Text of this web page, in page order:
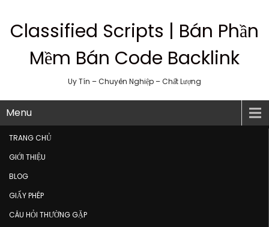
Classified Scripts | Bán Phần
Mềm Bán Code Backlink
Uy Tín – Chuyên Nghiệp – Chất Lượng
Menu
TRANG CHỦ
GIỚI THIỆU
BLOG
GIẤY PHÉP
CÂU HỎI THƯỜNG GẶP